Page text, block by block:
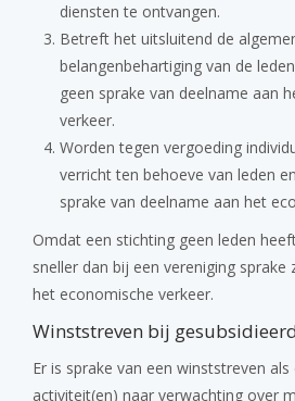
diensten te ontvangen.
Betreft het uitsluitend de
belangenbehartiging van de
geen sprake van deelname aan
verkeer.
Worden tegen vergoeding
verricht ten behoeve van leden
sprake van deelname aan het
Omdat een stichting geen leden
sneller dan bij een vereniging sprake
het economische verkeer.
Winststreven bij
Er is sprake van een winststreven
activiteit(en) naar verwachting over